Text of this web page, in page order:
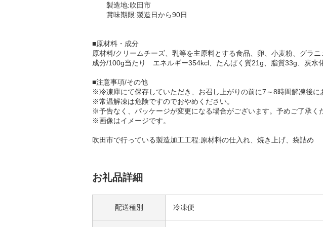
製造地:吹田市
賞味期限:製造日から90日
■原材料・成分
原材料/クリームチーズ、乳等を主原料とする食品、卵、小麦粉、グラ
成分/100g当たり エネルギー354kcl、たんぱく質21g、脂質33g、炭水
■注意事項/その他
※冷凍庫にて保存していただき、お召し上がりの前に7～8時間解凍後に
※常温解凍は危険ですのでおやめください。
※予告なく、パッケージが変更になる場合がございます。予めご了承く
※画像はイメージです。
吹田市で行っている製造加工工程:原材料の仕入れ、焼き上げ、袋詰め
お礼品詳細
配送種別 冷凍便